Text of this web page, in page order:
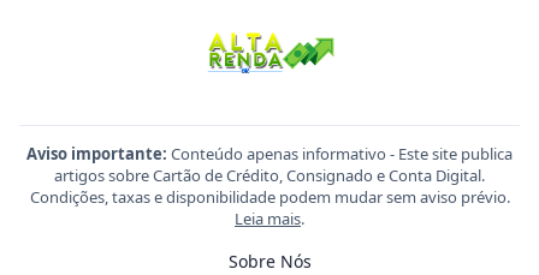
Aviso importante: Conteúdo apenas informativo - Este site publica
artigos sobre Cartão de Crédito, Consignado e Conta Digital.
Condições, taxas e disponibilidade podem mudar sem aviso prévio.
Leia mais.
Sobre Nós